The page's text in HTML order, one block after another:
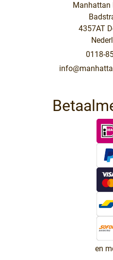
Manhattan
4357AT
0118-
en